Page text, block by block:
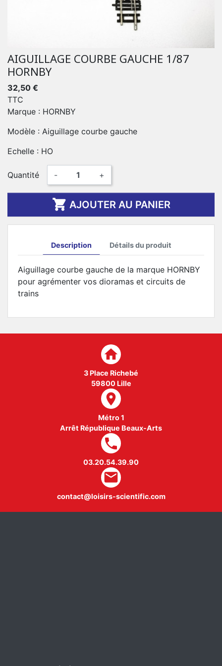
AIGUILLAGE COURBE GAUCHE 1/87
HORNBY
32,50 €
TTC
Marque : HORNBY
Modèle : Aiguillage courbe gauche
Echelle : HO
Quantité - +
 AJOUTER AU PANIER
Description Détails du produit
Aiguillage courbe gauche de la marque HORNBY
pour agrémenter vos dioramas et circuits de
trains
home
3 Place Richebé
59800 Lille
room
Métro 1
Arrêt République Beaux-Arts
local_phone
03.20.54.39.90
mail
contact@loisirs-scientific.com